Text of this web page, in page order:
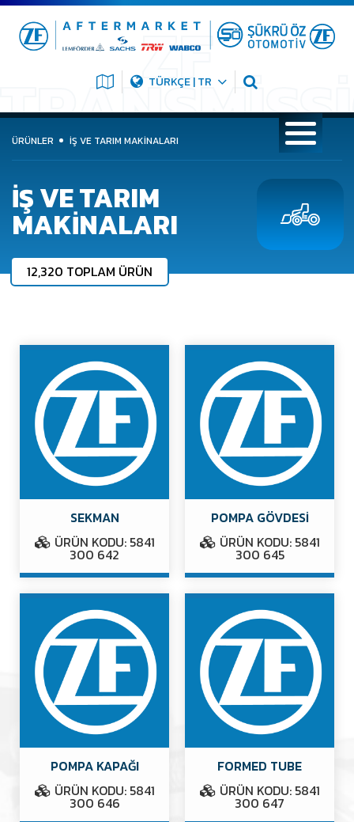
TÜRKÇE | TR
ÜRÜNLER İŞ VE TARIM MAKINALARI
İŞ VE TARIM
MAKINALARI
12,320 TOPLAM ÜRÜN
SEKMAN
ÜRÜN KODU: 5841
300 642
POMPA GÖVDESİ
ÜRÜN KODU: 5841
300 645
POMPA KAPAĞI
ÜRÜN KODU: 5841
300 646
FORMED TUBE
ÜRÜN KODU: 5841
300 647